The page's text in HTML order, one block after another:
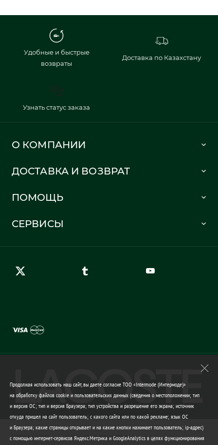
Удобные и быстрые
возвраты
Доставка по Казахстану
Узнать статус заказа
О КОМПАНИИ
Политика в отношении обработки персональных данных
ДОСТАВКА И ВОЗВРАТ
Информация о доставке
Правила возврата
ПОМОЩЬ
Карта сайта
СЕРВИСЫ
Карта сайта Гарантия качества
Продолжая использовать наш сайт, вы даете согласие ТОО «Intermode (Интермоде)»
на обработку файлов cookie и пользовательских данных (сведения о местоположении; тип
и версия ОС; тип и версия Браузера; тип устройства и разрешение его экрана; источник
откуда пришел на сайт пользователь; с какого сайта или по какой рекламе; язык ОС
и Браузера; какие страницы открывает и на какие кнопки нажимает пользователь; ip-адрес)
с помощью интернет-сервисов Яндекс.Метрика и GoogleAnalytics в целях функционирования